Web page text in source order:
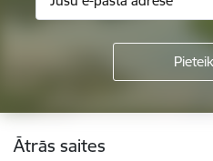
Kājene
Ātrās saites